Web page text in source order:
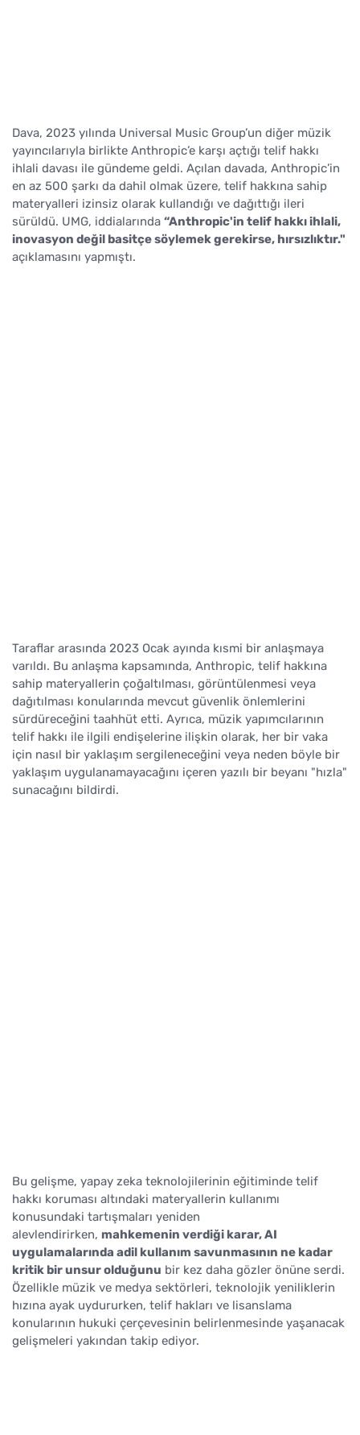
Dava, 2023 yılında Universal Music Group’un diğer müzik
yayıncılarıyla birlikte Anthropic’e karşı açtığı telif hakkı
ihlali davası ile gündeme geldi. Açılan davada, Anthropic’in
en az 500 şarkı da dahil olmak üzere, telif hakkına sahip
materyalleri izinsiz olarak kullandığı ve dağıttığı ileri
sürüldü. UMG, iddialarında “Anthropic'in telif hakkı ihlali,
inovasyon değil basitçe söylemek gerekirse, hırsızlıktır."
açıklamasını yapmıştı.
Taraflar arasında 2023 Ocak ayında kısmi bir anlaşmaya
varıldı. Bu anlaşma kapsamında, Anthropic, telif hakkına
sahip materyallerin çoğaltılması, görüntülenmesi veya
dağıtılması konularında mevcut güvenlik önlemlerini
sürdüreceğini taahhüt etti. Ayrıca, müzik yapımcılarının
telif hakkı ile ilgili endişelerine ilişkin olarak, her bir vaka
için nasıl bir yaklaşım sergileneceğini veya neden böyle bir
yaklaşım uygulanamayacağını içeren yazılı bir beyanı "hızla"
sunacağını bildirdi.
Bu gelişme, yapay zeka teknolojilerinin eğitiminde telif
hakkı koruması altındaki materyallerin kullanımı
konusundaki tartışmaları yeniden
alevlendirirken, mahkemenin verdiği karar, AI
uygulamalarında adil kullanım savunmasının ne kadar
kritik bir unsur olduğunu bir kez daha gözler önüne serdi.
Özellikle müzik ve medya sektörleri, teknolojik yeniliklerin
hızına ayak uydururken, telif hakları ve lisanslama
konularının hukuki çerçevesinin belirlenmesinde yaşanacak
gelişmeleri yakından takip ediyor.